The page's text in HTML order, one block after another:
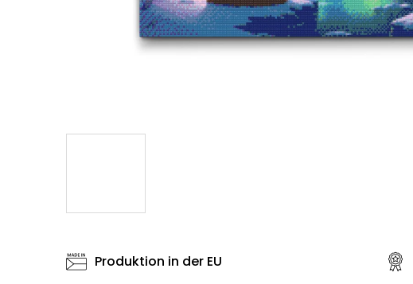
Produktion in der EU